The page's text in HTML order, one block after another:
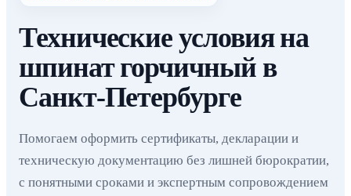
Технические условия на
шпинат горчичный в
Санкт-Петербурге
Помогаем оформить сертификаты, декларации и
техническую документацию без лишней бюрократии,
с понятными сроками и экспертным сопровождением